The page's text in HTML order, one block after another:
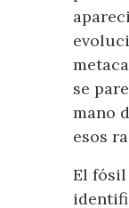
se
mano
esos
El fósil